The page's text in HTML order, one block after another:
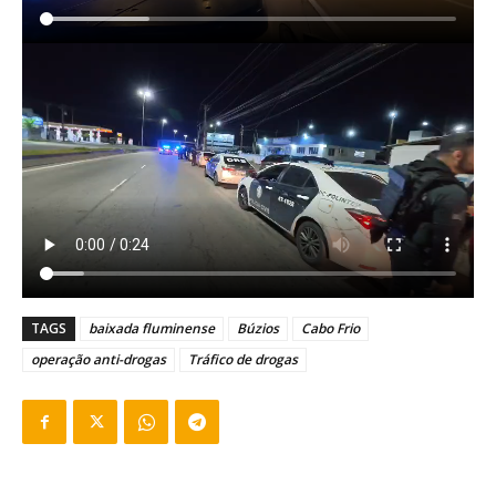
TAGS baixada fluminense Búzios
Cabo Frio
operação anti-drogas
Tráfico de drogas